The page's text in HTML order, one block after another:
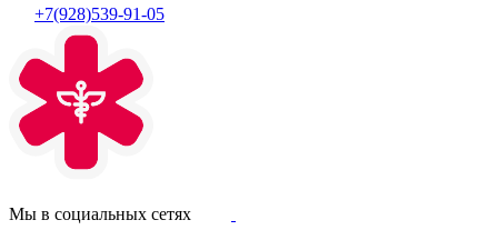
+7(928)539-91-05
Мы в социальных сетях